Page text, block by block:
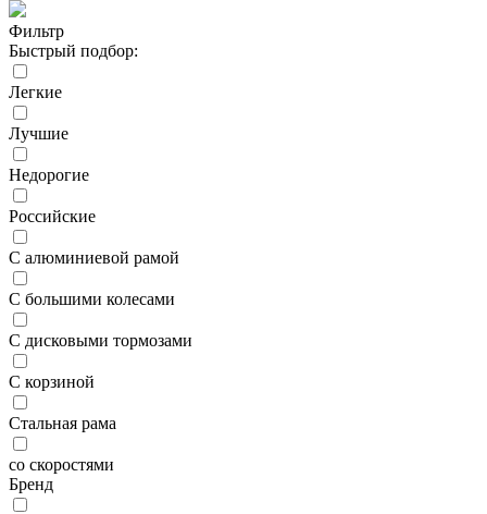
Фильтр
Быстрый подбор:
Легкие
Лучшие
Недорогие
Российские
С алюминиевой рамой
С большими колесами
С дисковыми тормозами
С корзиной
Стальная рама
со скоростями
Бренд